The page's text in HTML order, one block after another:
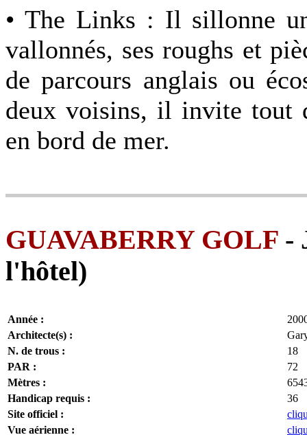
• The Links : Il sillonne
vallonnés, ses roughs et
de parcours anglais ou
deux voisins, il invite tout
en bord de mer.
GUAVABERRY GOLF -
l'hôtel)
Année :
Architecte(s) :
N. de trous :
18
PAR :
72
Mètres :
Handicap requis :
36
Site officiel :
Vue aérienne :